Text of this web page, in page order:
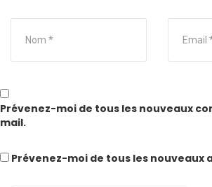
Prévenez-moi de tous les nouveaux
mail.
Prévenez-moi de tous les nouveaux